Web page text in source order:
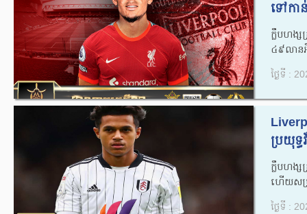
ទៅកា
ក្លឹបហង្
៤៩លានអឺ
ថ្ងៃទី :
ប្រយុទ្
ក្លឹបហង្ស
ហើយសម្រ
ថ្ងៃទី :